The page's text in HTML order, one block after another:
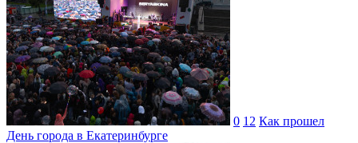
0 12 Как прошел
День города в Екатеринбурге